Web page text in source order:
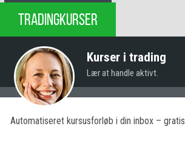
TRADINGKURSER
Kurser i trading
Lær at handle aktivt.
Automatiseret kursusforløb i din inbox – gratis